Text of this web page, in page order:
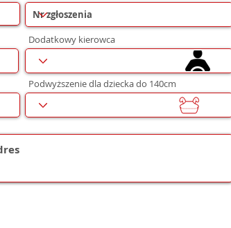
Dodatkowy kierowca
Podwyższenie dla dziecka do 140cm